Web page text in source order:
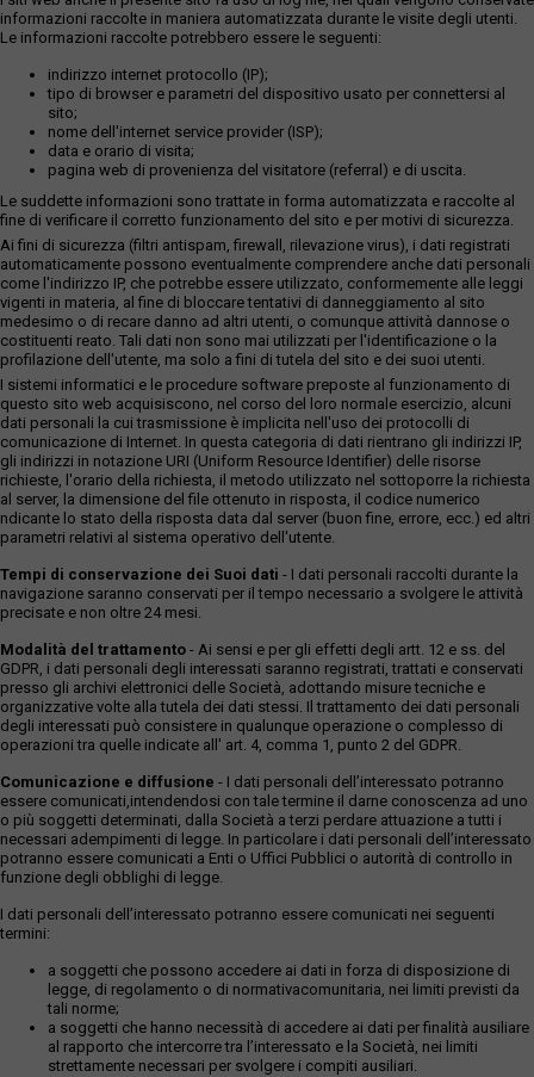
informazioni raccolte in maniera automatizzata durante le visite degli utenti.
Le informazioni raccolte potrebbero essere le seguenti:
indirizzo internet protocollo (IP);
tipo di browser e parametri del dispositivo usato per connettersi al
sito;
nome dell'internet service provider (ISP);
data e orario di visita;
pagina web di provenienza del visitatore (referral) e di uscita.
Le suddette informazioni sono trattate in forma automatizzata e raccolte al
fine di verificare il corretto funzionamento del sito e per motivi di sicurezza.
Ai fini di sicurezza (filtri antispam, firewall, rilevazione virus), i dati registrati
automaticamente possono eventualmente comprendere anche dati personali
come l'indirizzo IP, che potrebbe essere utilizzato, conformemente alle leggi
vigenti in materia, al fine di bloccare tentativi di danneggiamento al sito
medesimo o di recare danno ad altri utenti, o comunque attività dannose o
costituenti reato. Tali dati non sono mai utilizzati per l'identificazione o la
profilazione dell'utente, ma solo a fini di tutela del sito e dei suoi utenti.
I sistemi informatici e le procedure software preposte al funzionamento di
questo sito web acquisiscono, nel corso del loro normale esercizio, alcuni
dati personali la cui trasmissione è implicita nell'uso dei protocolli di
comunicazione di Internet. In questa categoria di dati rientrano gli indirizzi IP,
gli indirizzi in notazione URI (Uniform Resource Identifier) delle risorse
richieste, l'orario della richiesta, il metodo utilizzato nel sottoporre la richiesta
al server, la dimensione del file ottenuto in risposta, il codice numerico
ndicante lo stato della risposta data dal server (buon fine, errore, ecc.) ed altri
parametri relativi al sistema operativo dell'utente.
Tempi di conservazione dei Suoi dati - I dati personali raccolti durante la
navigazione saranno conservati per il tempo necessario a svolgere le attività
precisate e non oltre 24 mesi.
Modalità del trattamento - Ai sensi e per gli effetti degli artt. 12 e ss. del
GDPR, i dati personali degli interessati saranno registrati, trattati e conservati
presso gli archivi elettronici delle Società, adottando misure tecniche e
organizzative volte alla tutela dei dati stessi. Il trattamento dei dati personali
degli interessati può consistere in qualunque operazione o complesso di
operazioni tra quelle indicate all' art. 4, comma 1, punto 2 del GDPR.
Comunicazione e diffusione - I dati personali dell’interessato potranno
essere comunicati,intendendosi con tale termine il darne conoscenza ad uno
o più soggetti determinati, dalla Società a terzi perdare attuazione a tutti i
necessari adempimenti di legge. In particolare i dati personali dell’interessato
potranno essere comunicati a Enti o Uffici Pubblici o autorità di controllo in
funzione degli obblighi di legge.
I dati personali dell’interessato potranno essere comunicati nei seguenti
termini:
a soggetti che possono accedere ai dati in forza di disposizione di
legge, di regolamento o di normativacomunitaria, nei limiti previsti da
tali norme;
a soggetti che hanno necessità di accedere ai dati per finalità ausiliare
al rapporto che intercorre tra l’interessato e la Società, nei limiti
strettamente necessari per svolgere i compiti ausiliari.